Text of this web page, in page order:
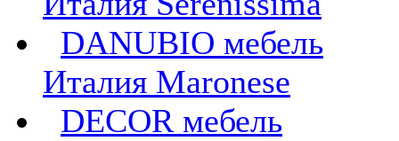
DANUBIO мебель
Италия Maronese
DECOR мебель